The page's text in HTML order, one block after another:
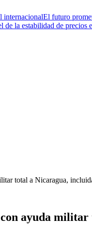
internacionalEl futuro
de la estabilidad de precios
total a Nicaragua,
ayuda